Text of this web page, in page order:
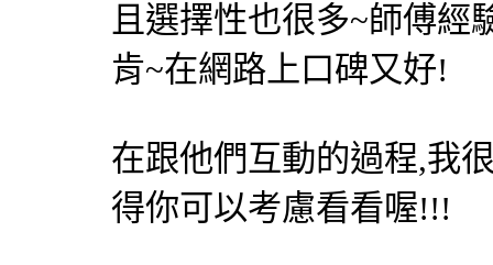
且選擇性也很多~師傅經
肯~在網路上口碑又好!
在跟他們互動的過程,我
得你可以考慮看看喔!!!